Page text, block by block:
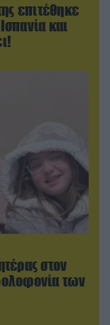
επιτέθηκε
και
στον
των